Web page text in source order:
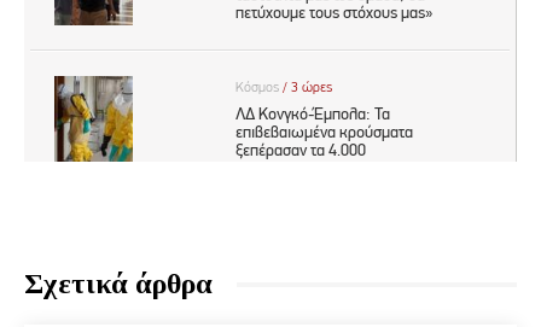
Σχετικά άρθρα